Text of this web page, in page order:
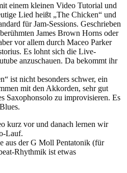
einem kleinen Video Tutorial und
Lied heißt „The Chicken“ und
für Jam-Sessions. Geschrieben
James Brown Horns oder
vor allem durch Maceo Parker
Es lohnt sich die Live-
anzuschauen. Da bekommt ihr
ist nicht besonders schwer, ein
mit den Akkorden, sehr gut
Saxophonsolo zu improvisieren. Es
kurz vor und danach lernen wir
Lauf.
aus der G Moll Pentatonik (für
Rhythmik ist etwas